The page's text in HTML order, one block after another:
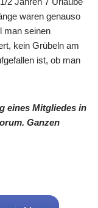
waren genauso
man seinen
kein Grübeln am
ist, ob man
eines Mitgliedes in
Ganzen